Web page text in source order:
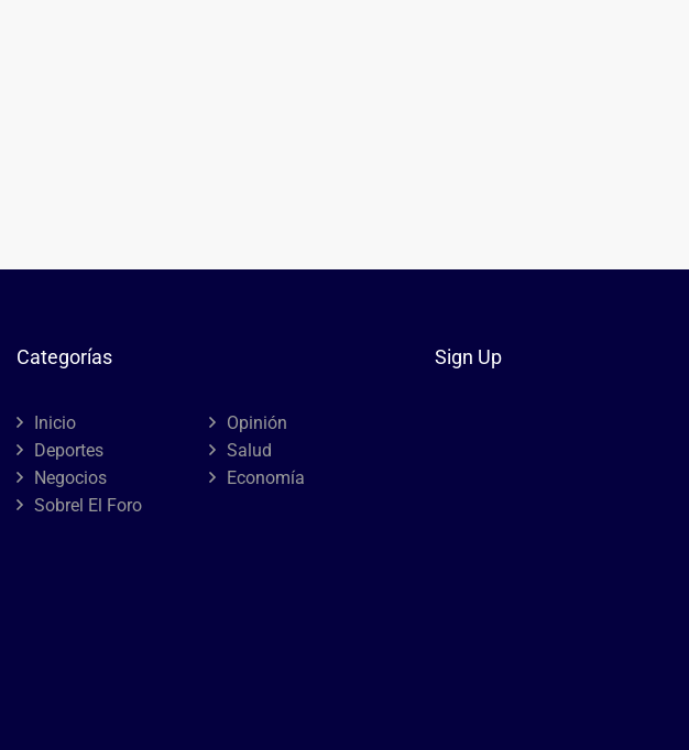
Categorías
Inicio
Opinión
Deportes
Salud
Negocios
Economía
Sobrel El Foro
Sign Up